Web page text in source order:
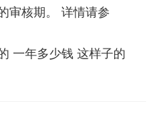
审核期。 详情请参
一年多少钱 这样子的